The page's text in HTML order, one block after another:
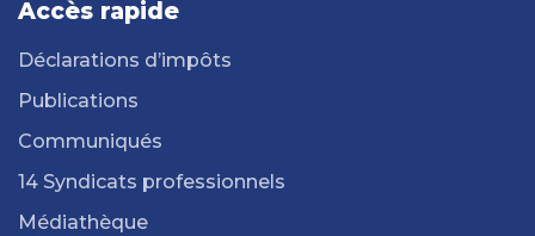
Accès rapide
Déclarations d’impôts
Publications
Communiqués
14 Syndicats professionnels
Médiathèque